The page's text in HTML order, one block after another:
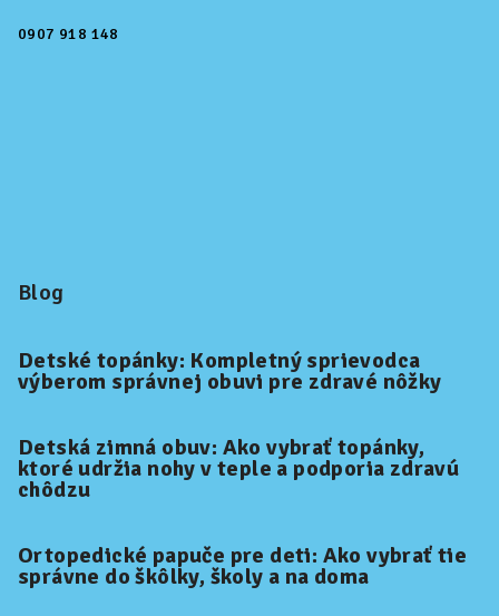
0907 918 148
Blog
Detské topánky: Kompletný sprievodca
výberom správnej obuvi pre zdravé nôžky
Detská zimná obuv: Ako vybrať topánky,
ktoré udržia nohy v teple a podporia zdravú
chôdzu
Ortopedické papuče pre deti: Ako vybrať tie
správne do škôlky, školy a na doma